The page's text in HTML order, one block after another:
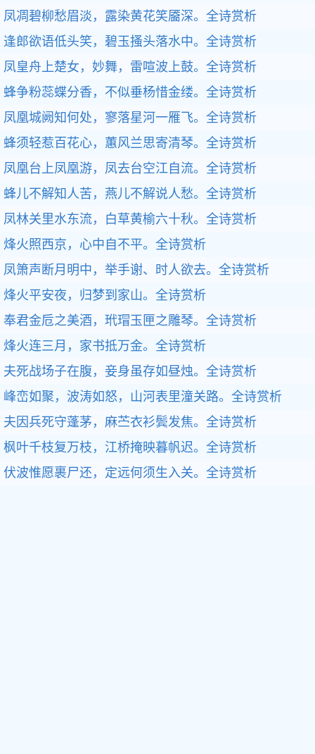
凤凋碧柳愁眉淡，露染黄花笑靥深。 全诗赏析
逢郎欲语低头笑，碧玉搔头落水中。 全诗赏析
凤皇舟上楚女，妙舞，雷喧波上鼓。 全诗赏析
蜂争粉蕊蝶分香，不似垂杨惜金缕。 全诗赏析
凤凰城阙知何处，寥落星河一雁飞。 全诗赏析
蜂须轻惹百花心，蕙风兰思寄清琴。 全诗赏析
凤凰台上凤凰游，凤去台空江自流。 全诗赏析
蜂儿不解知人苦，燕儿不解说人愁。 全诗赏析
凤林关里水东流，白草黄榆六十秋。 全诗赏析
烽火照西京，心中自不平。 全诗赏析
凤箫声断月明中，举手谢、时人欲去。 全诗赏析
烽火平安夜，归梦到家山。 全诗赏析
奉君金卮之美酒，玳瑁玉匣之雕琴。 全诗赏析
烽火连三月，家书抵万金。 全诗赏析
夫死战场子在腹，妾身虽存如昼烛。 全诗赏析
峰峦如聚，波涛如怒，山河表里潼关路。 全诗赏析
夫因兵死守蓬茅，麻苎衣衫鬓发焦。 全诗赏析
枫叶千枝复万枝，江桥掩映暮帆迟。 全诗赏析
伏波惟愿裹尸还，定远何须生入关。 全诗赏析